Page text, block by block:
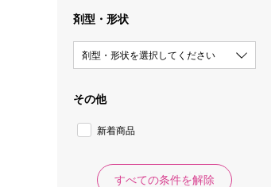
剤型・形状
剤型・形状を選択してください
その他
新着商品
すべての条件を解除